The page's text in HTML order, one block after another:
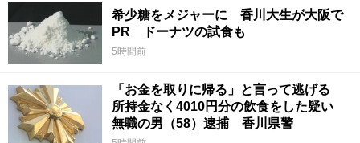
希少糖をメジャーに 香川大生が大阪で
PR ドーナツの試食も
5時間前
「お金を取りに帰る」と言って逃げる
所持金なく4010円分の飲食をした疑い
無職の男（58）逮捕 香川県警